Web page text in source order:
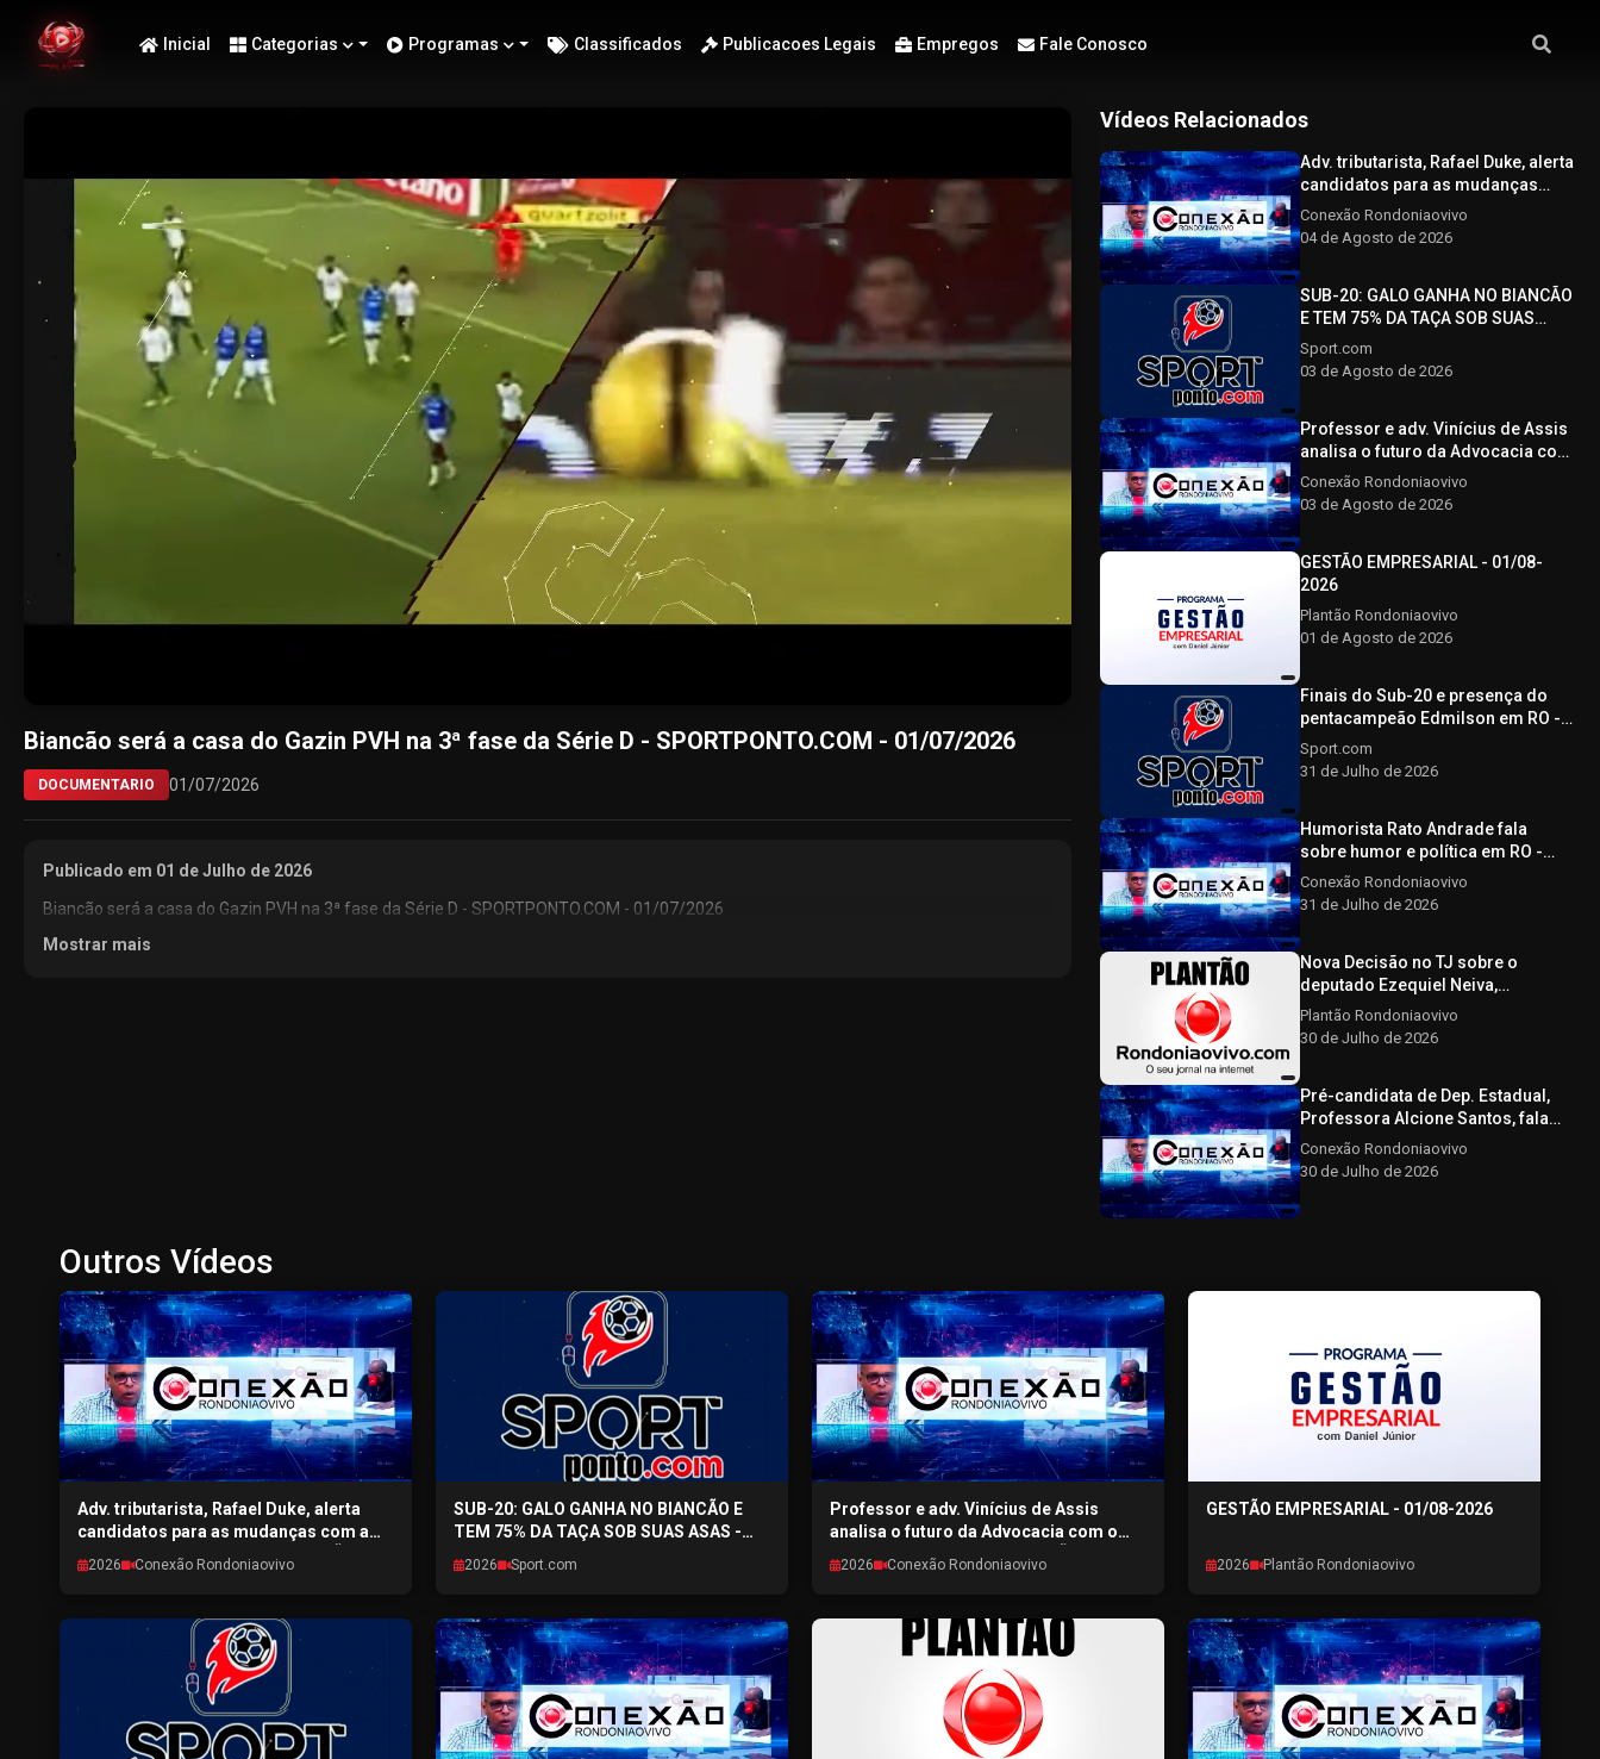
Inicial Categorias Programas Classificados Publicacoes Legais Empregos Fale Conosco
Biancão será a casa do Gazin PVH na 3ª fase da Série D - SPORTPONTO.COM - 01/07/2026
DOCUMENTARIO 01/07/2026
Publicado em 01 de Julho de 2026
Biancão será a casa do Gazin PVH na 3ª fase da Série D - SPORTPONTO.COM - 01/07/2026
Mostrar mais
Vídeos Relacionados
Adv. tributarista, Rafael Duke, alerta
candidatos para as mudanças
com a nova reforma tributária -
CONEXÃO RONDONIAOVIVO -
04/08/2026
Conexão Rondoniaovivo
04 de Agosto de 2026
SUB-20: GALO GANHA NO BIANCÃO
E TEM 75% DA TAÇA SOB SUAS
ASAS - SPORTPONTO.COM -
03/08/2026
Sport.com
03 de Agosto de 2026
Professor e adv. Vinícius de Assis
analisa o futuro da Advocacia com
o avanço tecnológico - CONEXÃO
RONDONIAOVIVO - 03/08/2026
Conexão Rondoniaovivo
03 de Agosto de 2026
GESTÃO EMPRESARIAL - 01/08-
2026
Plantão Rondoniaovivo
01 de Agosto de 2026
Finais do Sub-20 e presença do
pentacampeão Edmilson em RO -
SPORTPONTO.COM - 31/07/2026
Sport.com
31 de Julho de 2026
Humorista Rato Andrade fala
sobre humor e política em RO -
CONEXÃO RONDONIAOVIVO -
31/07/2026
Conexão Rondoniaovivo
31 de Julho de 2026
Nova Decisão no TJ sobre o
deputado Ezequiel Neiva,
Advogado afirma que a decisão
não afeta a elegibilidade do
Plantão Rondoniaovivo
30 de Julho de 2026
Pré-candidata de Dep. Estadual,
Professora Alcione Santos, fala
sobre a pré-campanha CONEXÃO
RONDONIAOVIVO - 30/07/2026
Conexão Rondoniaovivo
30 de Julho de 2026
Outros Vídeos
Adv. tributarista, Rafael Duke, alerta
candidatos para as mudanças com a
nova reforma tributária - CONEXÃO
RONDONIAOVIVO - 04/08/2026
2026 Conexão Rondoniaovivo
SUB-20: GALO GANHA NO BIANCÃO E
TEM 75% DA TAÇA SOB SUAS ASAS -
SPORTPONTO.COM - 03/08/2026
2026 Sport.com
Professor e adv. Vinícius de Assis
analisa o futuro da Advocacia com o
avanço tecnológico - CONEXÃO
RONDONIAOVIVO - 03/08/2026
2026 Conexão Rondoniaovivo
GESTÃO EMPRESARIAL - 01/08-2026
2026 Plantão Rondoniaovivo